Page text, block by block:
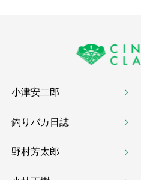
小津安二郎
釣りバカ日誌
野村芳太郎